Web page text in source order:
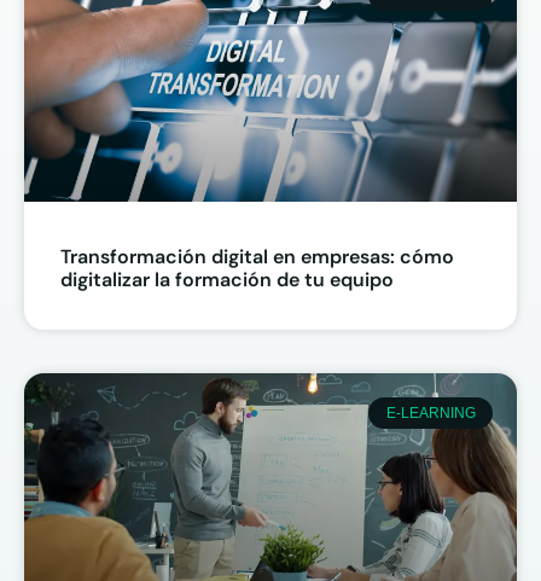
Transformación digital en empresas: cómo
digitalizar la formación de tu equipo
E-LEARNING